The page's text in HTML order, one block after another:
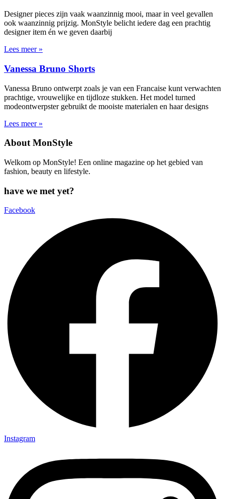
Designer pieces zijn vaak waanzinnig mooi, maar in veel gevallen
ook waanzinnig prijzig. MonStyle belicht iedere dag een prachtig
designer item én we geven daarbij
Lees meer »
Vanessa Bruno Shorts
Vanessa Bruno ontwerpt zoals je van een Francaise kunt verwachten
prachtige, vrouwelijke en tijdloze stukken. Het model turned
modeontwerpster gebruikt de mooiste materialen en haar designs
Lees meer »
About MonStyle
Welkom op MonStyle! Een online magazine op het gebied van
fashion, beauty en lifestyle.
have we met yet?
Facebook
Instagram